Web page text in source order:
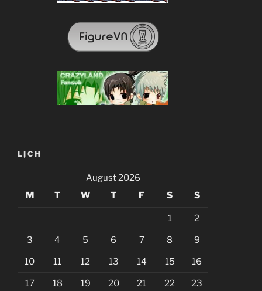
LỊCH
August 2026
M
T W T F S S
1 2
3 4 5 6 7 8 9
10 11 12 13 14 15 16
17 18 19 20 21 22 23